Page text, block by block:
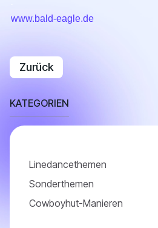
www.bald-eagle.de
Vorheriger Beitrag: You
Zurück
KATEGORIEN
Linedancethemen
Sonderthemen
Cowboyhut-Manieren